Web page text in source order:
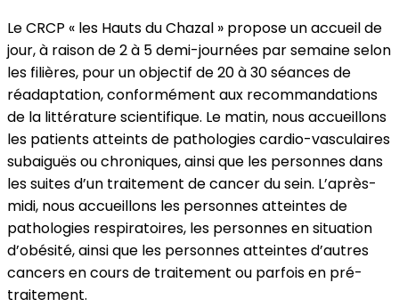
Le CRCP « les Hauts du Chazal » propose un accueil de
jour, à raison de 2 à 5 demi-journées par semaine selon
les filières, pour un objectif de 20 à 30 séances de
réadaptation, conformément aux recommandations
de la littérature scientifique. Le matin, nous accueillons
les patients atteints de pathologies cardio-vasculaires
subaiguës ou chroniques, ainsi que les personnes dans
les suites d’un traitement de cancer du sein. L’après-
midi, nous accueillons les personnes atteintes de
pathologies respiratoires, les personnes en situation
d’obésité, ainsi que les personnes atteintes d’autres
cancers en cours de traitement ou parfois en pré-
traitement.